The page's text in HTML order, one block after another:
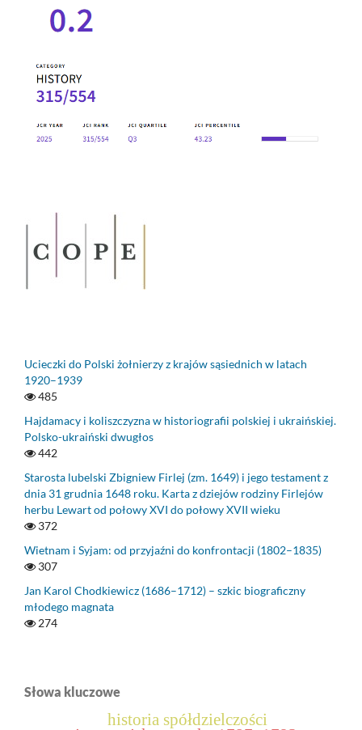
Ucieczki do Polski żołnierzy z krajów sąsiednich w latach
1920–1939
485
Hajdamacy i koliszczyzna w historiografii polskiej i ukraińskiej.
Polsko-ukraiński dwugłos
442
Starosta lubelski Zbigniew Firlej (zm. 1649) i jego testament z
dnia 31 grudnia 1648 roku. Karta z dziejów rodziny Firlejów
herbu Lewart od połowy XVI do połowy XVII wieku
372
Wietnam i Syjam: od przyjaźni do konfrontacji (1802–1835)
307
Jan Karol Chodkiewicz (1686–1712) – szkic biograficzny
młodego magnata
274
Słowa kluczowe
historia spółdzielczości